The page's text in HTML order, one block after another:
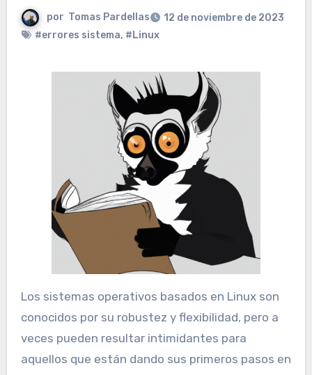
por Tomas Pardellas
12 de noviembre de 2023
#errores sistema, #Linux
Los sistemas operativos basados en Linux son
conocidos por su robustez y flexibilidad, pero a
veces pueden resultar intimidantes para
aquellos que están dando sus primeros pasos en